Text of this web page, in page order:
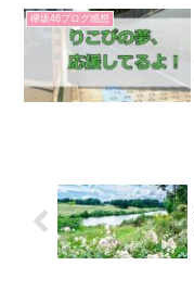
欅坂46ブログ感想